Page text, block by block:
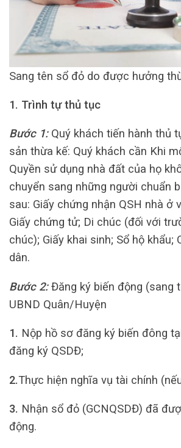
Sang tên sổ đỏ do được hưởng
1. Trình tự thủ tục
Bước 1:Quý khách tiến hành thủ
sản thừa kế: Quý khách cần Khi
Quyền sử dụng nhà đất của họ
chuyển sang những người chuẩn
sau: Giấy chứng nhận QSH nhà ở
Giấy chứng tử; Di chúc (đối với
chúc); Giấy khai sinh; Sổ hộ khẩu;
dân.
Bước 2: Đăng ký biến động (sang
UBND Quân/Huyện
1. Nộp hồ sơ đăng ký biến đông
đăng ký QSDĐ;
2.Thực hiện nghĩa vụ tài chính
3. Nhận sổ đỏ (GCNQSDĐ) đã
động.